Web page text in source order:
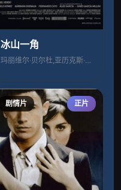
冰山一角
玛丽维尔·贝尔杜,亚历克斯·加西亚,巴巴
剧情片 正片